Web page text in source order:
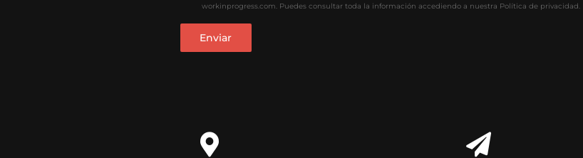
workinprogress.com. Puedes consultar toda la información accediendo a nuestra Política de privacidad.
Enviar
 